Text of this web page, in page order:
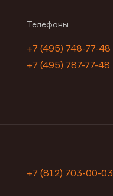
Телефоны
+7 (495) 748-77-48
+7 (495) 787-77-48
+7 (812) 703-00-03